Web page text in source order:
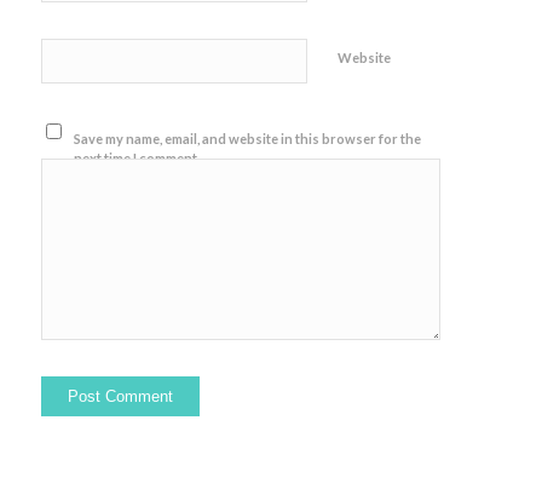
Website
Save my name, email, and website in this browser for the
next time I comment.